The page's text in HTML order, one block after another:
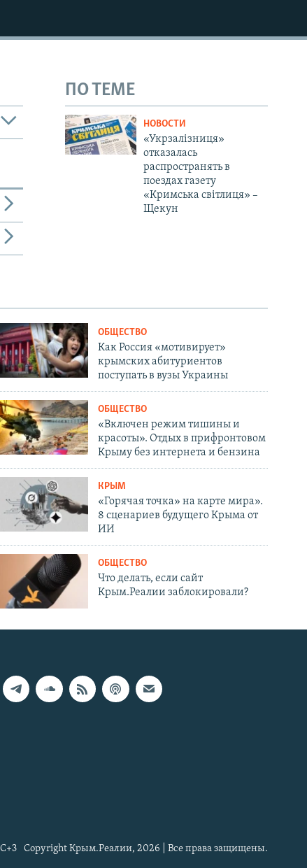
ПО ТЕМЕ
НОВОСТИ
«Укрзалізниця»
отказалась
распространять в
поездах газету
«Кримська світлиця» –
Щекун
ОБЩЕСТВО
Как Россия «мотивирует»
крымских абитуриентов
поступать в вузы Украины
ОБЩЕСТВО
«Включен режим тишины и
красоты». Отдых в прифронтовом
Крыму без интернета и бензина
КРЫМ
«Горячая точка» на карте мира».
8 сценариев будущего Крыма от
ИИ
ОБЩЕСТВО
Что делать, если сайт
Крым.Реалии заблокировали?
Copyright Крым.Реалии, 2026 | Все права защищены.